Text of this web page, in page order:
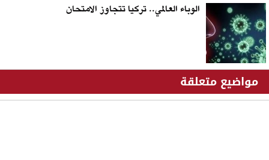
الوباء العالمي.. تركيا تتجاوز الامتحان
مواضيع متعلقة